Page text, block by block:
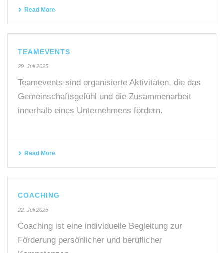
Read More
TEAMEVENTS
29. Juli 2025
Teamevents sind organisierte Aktivitäten, die das
Gemeinschaftsgefühl und die Zusammenarbeit
innerhalb eines Unternehmens fördern.
Read More
COACHING
22. Juli 2025
Coaching ist eine individuelle Begleitung zur
Förderung persönlicher und beruflicher